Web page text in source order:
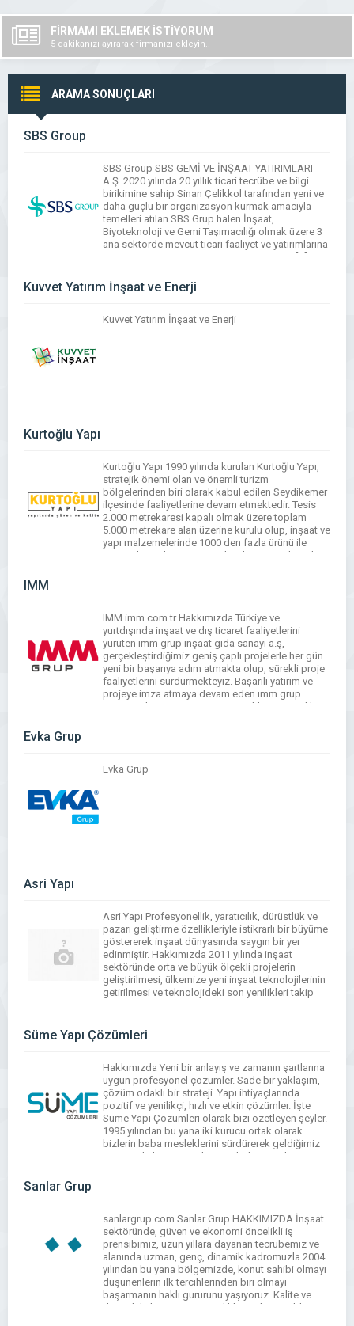
FİRMAMI EKLEMEK İSTİYORUM
5 dakikanızı ayırarak firmanızı ekleyin..
ARAMA SONUÇLARI
SBS Group
SBS Group SBS GEMİ VE İNŞAAT YATIRIMLARI
A.Ş. 2020 yılında 20 yıllık ticari tecrübe ve bilgi
birikimine sahip Sinan Çelikkol tarafından yeni ve
daha güçlü bir organizasyon kurmak amacıyla
temelleri atılan SBS Grup halen İnşaat,
Biyoteknoloji ve Gemi Taşımacılığı olmak üzere 3
ana sektörde mevcut ticari faaliyet ve yatırımlarına
devam etmektedir. SBS Group ana faaliyet […]
Kuvvet Yatırım İnşaat ve Enerji
Kuvvet Yatırım İnşaat ve Enerji
Kurtoğlu Yapı
Kurtoğlu Yapı 1990 yılında kurulan Kurtoğlu Yapı,
stratejik önemi olan ve önemli turizm
bölgelerinden biri olarak kabul edilen Seydikemer
ilçesinde faaliyetlerine devam etmektedir. Tesis
2.000 metrekaresi kapalı olmak üzere toplam
5.000 metrekare alan üzerine kurulu olup, inşaat ve
yapı malzemelerinde 1000 den fazla ürünü ile
müşterilerine hizmet vermektedir. Müşterilerinden
IMM
IMM imm.com.tr Hakkımızda Türkiye ve
yurtdışında inşaat ve dış ticaret faaliyetlerini
yürüten ımm grup inşaat gıda sanayi a.ş,
gerçekleştirdiğimiz geniş çaplı projelerle her gün
yeni bir başarıya adım atmakta olup, sürekli proje
faaliyetlerini sürdürmekteyiz. Başarılı yatırım ve
projeye imza atmaya devam eden ımm grup
inşaat gıda sanayi a.ş, inşaat, taahhüt, mimarlık,
Evka Grup
Evka Grup
Asri Yapı
Asri Yapı Profesyonellik, yaratıcılık, dürüstlük ve
pazarı geliştirme özellikleriyle istikrarlı bir büyüme
göstererek inşaat dünyasında saygın bir yer
edinmiştir. Hakkımızda 2011 yılında inşaat
sektöründe orta ve büyük ölçekli projelerin
geliştirilmesi, ülkemize yeni inşaat teknolojilerinin
getirilmesi ve teknolojideki son yenilikleri takip
ederek inşaat sektörümüzün çağdaş düzeye
Anadolu Bölgesi’nin incisi Gaziantep’te kurulan […]
Süme Yapı Çözümleri
Hakkımızda Yeni bir anlayış ve zamanın şartlarına
uygun profesyonel çözümler. Sade bir yaklaşım,
çözüm odaklı bir strateji. Yapı ihtiyaçlarında
pozitif ve yenilikçi, hızlı ve etkin çözümler. İşte
Süme Yapı Çözümleri olarak bizi özetleyen şeyler.
1995 yılından bu yana iki kurucu ortak olarak
bizlerin baba mesleklerini sürdürerek geldiğimiz
serüvende bugün güçlerimizi birleştirerek ortaya
Sanlar Grup
sanlargrup.com Sanlar Grup HAKKIMIZDA İnşaat
sektöründe, güven ve ekonomi öncelikli iş
prensibimiz, uzun yıllara dayanan tecrübemiz ve
alanında uzman, genç, dinamik kadromuzla 2004
yılından bu yana bölgemizde, konut sahibi olmayı
düşünenlerin ilk tercihlerinden biri olmayı
başarmanın haklı gururunu yaşıyoruz. Kalite ve
dürüstlük, her zaman öncelikli tercihimiz oldu.